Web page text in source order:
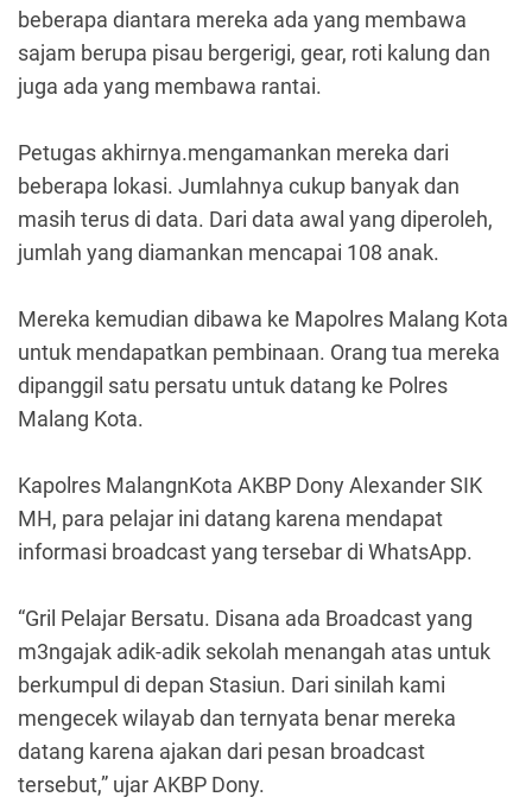
beberapa diantara mereka ada yang membawa
sajam berupa pisau bergerigi, gear, roti kalung dan
juga ada yang membawa rantai.
Petugas akhirnya.mengamankan mereka dari
beberapa lokasi. Jumlahnya cukup banyak dan
masih terus di data. Dari data awal yang diperoleh,
jumlah yang diamankan mencapai 108 anak.
Mereka kemudian dibawa ke Mapolres Malang Kota
untuk mendapatkan pembinaan. Orang tua mereka
dipanggil satu persatu untuk datang ke Polres
Malang Kota.
Kapolres MalangnKota AKBP Dony Alexander SIK
MH, para pelajar ini datang karena mendapat
informasi broadcast yang tersebar di WhatsApp.
“Gril Pelajar Bersatu. Disana ada Broadcast yang
m3ngajak adik-adik sekolah menangah atas untuk
berkumpul di depan Stasiun. Dari sinilah kami
mengecek wilayab dan ternyata benar mereka
datang karena ajakan dari pesan broadcast
tersebut,” ujar AKBP Dony.